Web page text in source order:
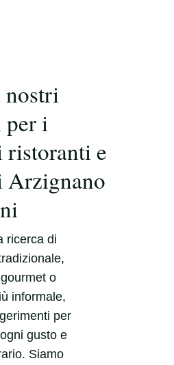
i
e
ricerca di
o
informale,
per
gusto e
Siamo